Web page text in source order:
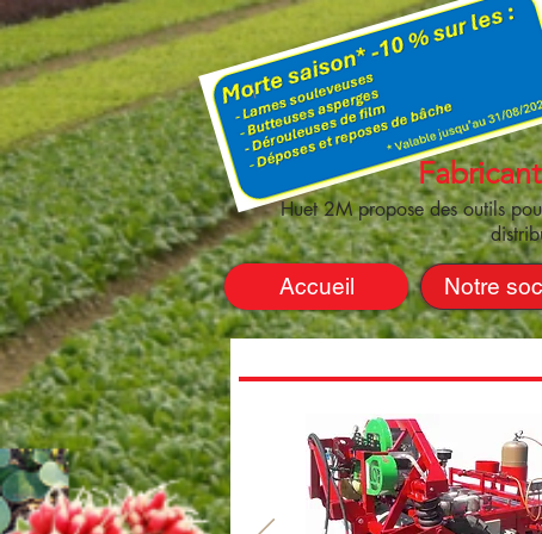
Huet 2M propose des outils
Accueil Notre